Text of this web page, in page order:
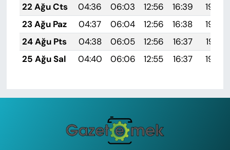
22 Ağu Cts
04:36 06:03 12:56 16:39
19:39
23 Ağu Paz
04:37 06:04 12:56 16:38
19:38
24 Ağu Pts
04:38 06:05 12:56 16:37
19:37
25 Ağu Sal
04:40 06:06 12:55 16:37 19:35